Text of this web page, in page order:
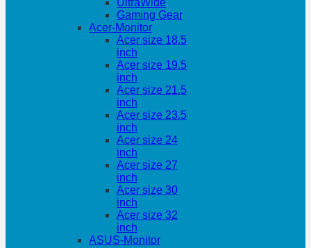
UltraWide
Gaming Gear
Acer-Monitor
Acer size 18.5
inch
Acer size 19.5
inch
Acer size 21.5
inch
Acer size 23.5
inch
Acer size 24
inch
Acer size 27
inch
Acer size 30
inch
Acer size 32
inch
ASUS-Monitor